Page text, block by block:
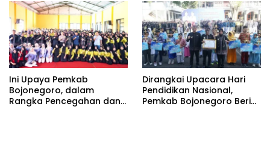
Bojonegoro Wuju
Kolaborasi Pemkab
Ini Upaya Pemkab
Bojonegoro, dalam
Rangka Pencegahan dan
Dirangkai Upacara Hari
Pendidikan Nasional,
Pemkab Bojonegoro Beri